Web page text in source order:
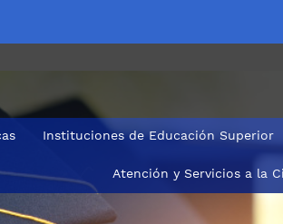
Instituciones de Educación Superior
Atención y Servicios a la